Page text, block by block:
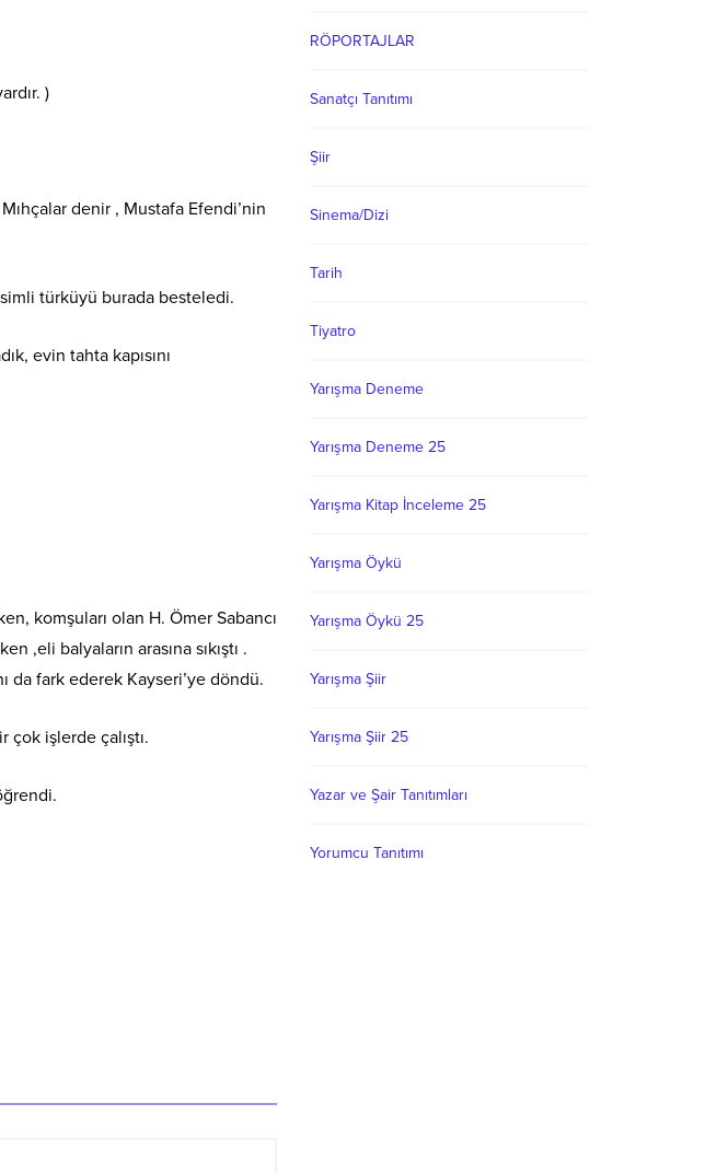
)
denir , Mustafa Efendi’nin
türküyü burada besteledi.
evin tahta kapısını
komşuları olan H. Ömer Sabancı
,eli balyaların arasına sıkıştı .
da fark ederek Kayseri’ye döndü.
çok işlerde çalıştı.
RÖPORTAJLAR
Sanatçı Tanıtımı
Şiir
Sinema/Dizi
Tarih
Tiyatro
Yarışma Deneme
Yarışma Deneme 25
Yarışma Kitap İnceleme 25
Yarışma Öykü
Yarışma Öykü 25
Yarışma Şiir
Yarışma Şiir 25
Yazar ve Şair Tanıtımları
Yorumcu Tanıtımı